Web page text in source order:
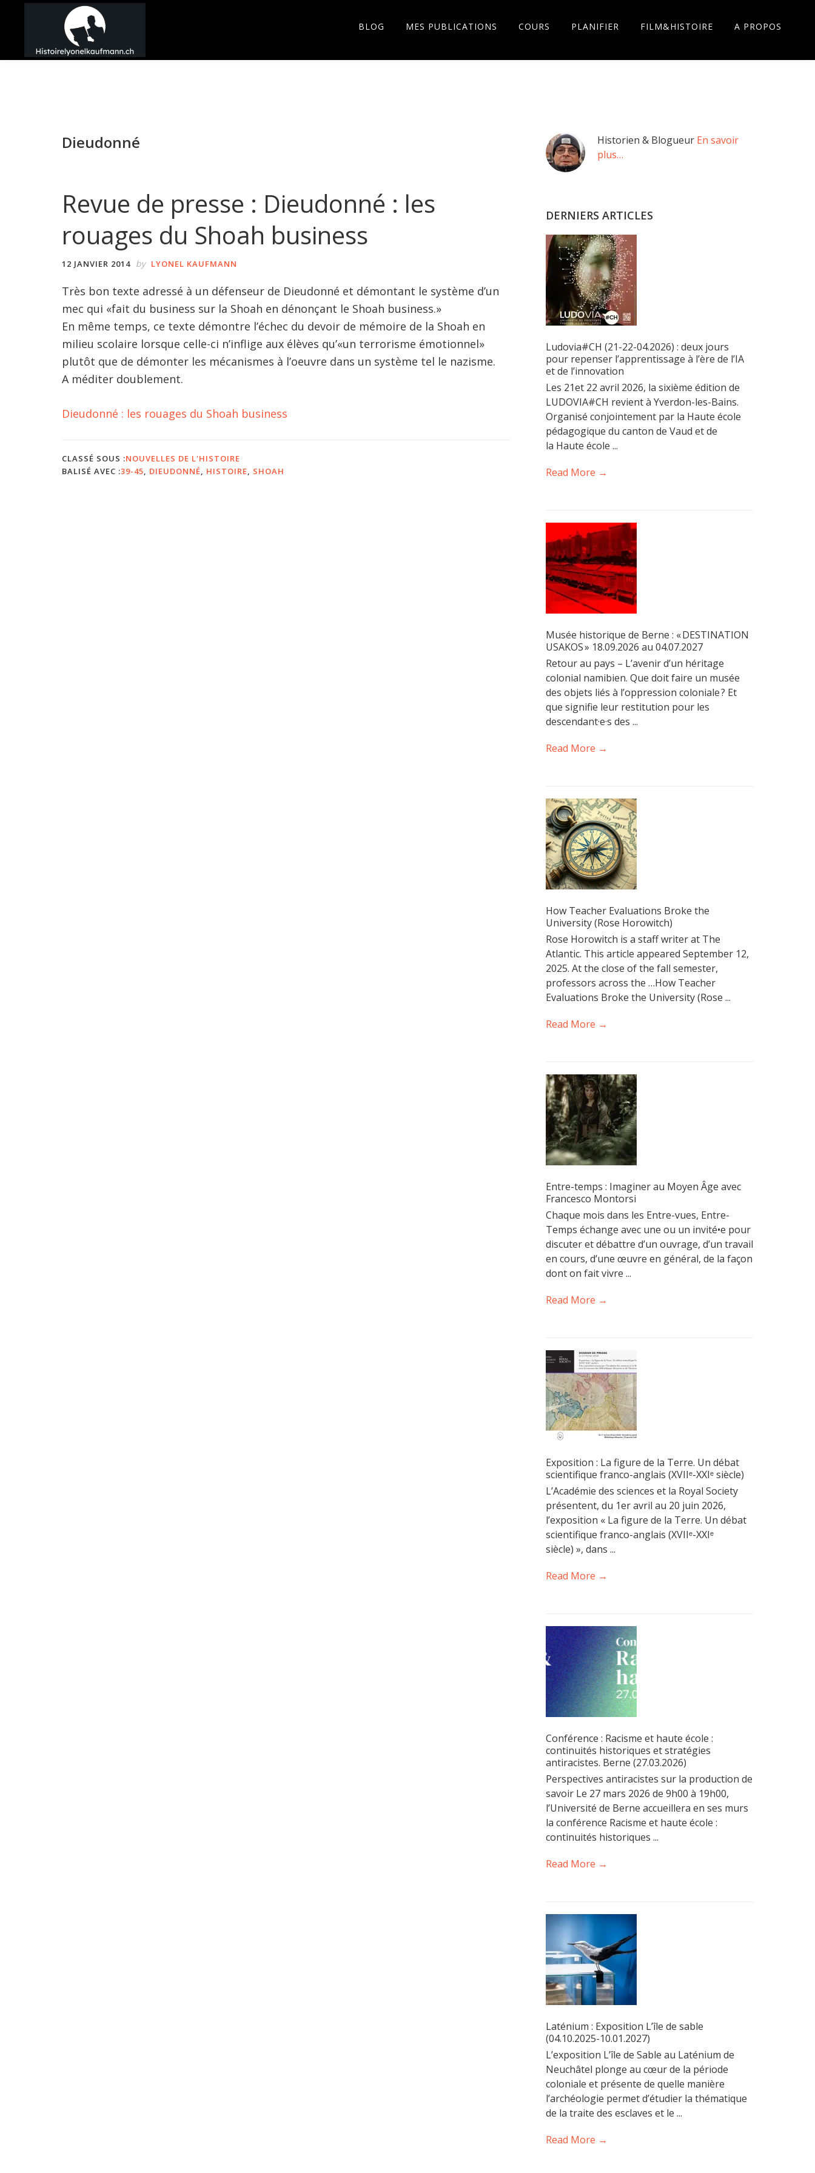
navigation
principal
barreHistoire
BLOG MES PUBLICATIONS COURS PLANIFIER FILM&HISTOIRE A PROPOS
Dieudonné
Revue de presse : Dieudonné : les
rouages du Shoah business
12 JANVIER 2014 by LYONEL KAUFMANN
Très bon texte adressé à un défenseur de Dieudonné et démontant le système d’un
mec qui «fait du business sur la Shoah en dénonçant le Shoah business.»
En même temps, ce texte démontre l’échec du devoir de mémoire de la Shoah en
milieu scolaire lorsque celle-ci n’inflige aux élèves qu’«un terrorisme émotionnel»
plutôt que de démonter les mécanismes à l’oeuvre dans un système tel le nazisme.
A méditer doublement.
Dieudonné : les rouages du Shoah business
CLASSÉ SOUS :NOUVELLES DE L'HISTOIRE
BALISÉ AVEC :39-45 DIEUDONNÉ HISTOIRE SHOAH
Barre
latérale
Historien & Blogueur En savoir
plus…
DERNIERS ARTICLES
Ludovia#CH (21-22-04.2026) : deux jours
pour repenser l’apprentissage à l’ère de l’IA
et de l’innovation
Les 21et 22 avril 2026, la sixième édition de
LUDOVIA#CH revient à Yverdon-les-Bains.
Organisé conjointement par la Haute école
pédagogique du canton de Vaud et de
la Haute école ...
Read More →
Musée historique de Berne : « DESTINATION
USAKOS » 18.09.2026 au 04.07.2027
Retour au pays – L’avenir d’un héritage
colonial namibien. Que doit faire un musée
des objets liés à l’oppression coloniale ? Et
que signifie leur restitution pour les
descendant·e·s des ...
Read More →
How Teacher Evaluations Broke the
University (Rose Horowitch)
Rose Horowitch is a staff writer at The
Atlantic. This article appeared September 12,
2025. At the close of the fall semester,
professors across the …How Teacher
Evaluations Broke the University (Rose ...
Read More →
Entre-temps : Imaginer au Moyen Âge avec
Francesco Montorsi
Chaque mois dans les Entre-vues, Entre-
Temps échange avec une ou un invité•e pour
discuter et débattre d’un ouvrage, d’un travail
en cours, d’une œuvre en général, de la façon
dont on fait vivre ...
Read More →
Exposition : La figure de la Terre. Un débat
scientifique franco-anglais (XVIIᵉ-XXIᵉ siècle)
L’Académie des sciences et la Royal Society
présentent, du 1er avril au 20 juin 2026,
l’exposition « La figure de la Terre. Un débat
scientifique franco-anglais (XVIIᵉ-XXIᵉ
siècle) », dans ...
Read More →
Conférence : Racisme et haute école :
continuités historiques et stratégies
antiracistes. Berne (27.03.2026)
Perspectives antiracistes sur la production de
savoir Le 27 mars 2026 de 9h00 à 19h00,
l’Université de Berne accueillera en ses murs
la conférence Racisme et haute école :
continuités historiques ...
Read More →
Laténium : Exposition L’île de sable
(04.10.2025-10.01.2027)
L’exposition L’île de Sable au Laténium de
Neuchâtel plonge au cœur de la période
coloniale et présente de quelle manière
l’archéologie permet d’étudier la thématique
de la traite des esclaves et le ...
Read More →